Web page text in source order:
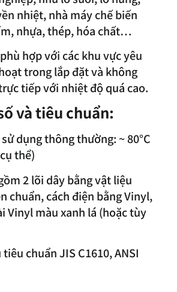
nhiệt, nhà máy chế biến
nhựa, thép, hóa chất…
hợp với các khu vực yêu
trong lắp đặt và không
tiếp với nhiệt độ quá cao.
và tiêu chuẩn:
dụng thông thường: ~ 80°C
thể)
2 lõi dây bằng vật liệu
chuẩn, cách điện bằng Vinyl,
Vinyl màu xanh lá (hoặc tùy
chuẩn JIS C1610, ANSI